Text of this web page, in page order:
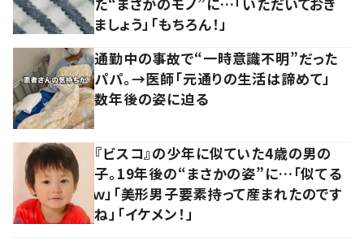
ましょう」「もちろん！」
通勤中の事故で“一時意識不明”だった
パパ。→医師「元通りの生活は諦めて」
数年後の姿に迫る
『ビスコ』の少年に似ていた4歳の男の
子。19年後の“まさかの姿”に…「似てる
ｗ」「美形男子要素持って産まれたのです
ね」「イケメン！」